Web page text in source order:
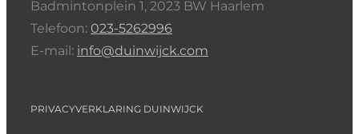
Badmintonplein 1, 2023 BW Haarlem
Telefoon: 023-5262996
E-mail: info@duinwijck.com
PRIVACYVERKLARING DUINWIJCK